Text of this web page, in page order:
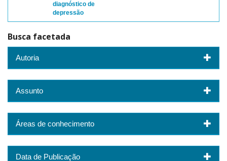
diagnóstico de
depressão
Busca facetada
Autoria
Assunto
Áreas de conhecimento
Data de Publicação